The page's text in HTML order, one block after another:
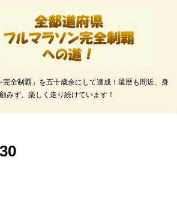
完全制覇」を五十歳余にして達成！還暦も間近、身
みず、楽しく走り続けています！